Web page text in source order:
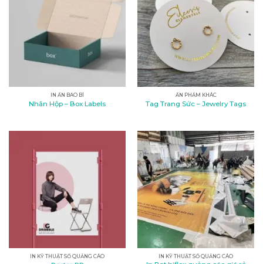
IN ẤN BAO BÌ
Nhãn Hộp – Box Labels
ẤN PHẨM KHÁC
Tag Trang Sức – Jewelry Tags
IN KỸ THUẬT SỐ QUẢNG CÁO IN KỸ THUẬT SỐ QUẢNG CÁO